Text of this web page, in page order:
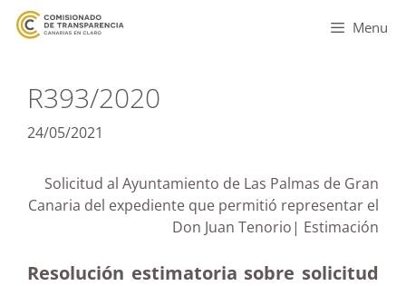
Menu
R393/2020
24/05/2021
Solicitud al Ayuntamiento de Las Palmas de Gran
Canaria del expediente que permitió representar el
Don Juan Tenorio| Estimación
Resolución estimatoria sobre solicitud